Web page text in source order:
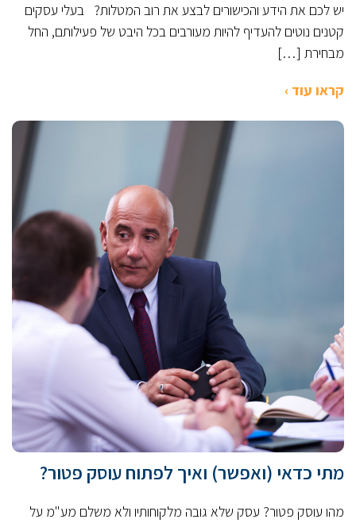
יש לכם את הידע והכישורים לבצע את רוב המטלות? בעלי עסקים
קטנים נוטים להעדיף להיות מעורבים בכל היבט של פעילותם, החל
מבחירת […]
קראו עוד ›
מתי כדאי (ואפשר) ואיך לפתוח עוסק פטור?
מהו עוסק פטור? עסק שלא גובה מלקוחותיו ולא משלם מע"מ על